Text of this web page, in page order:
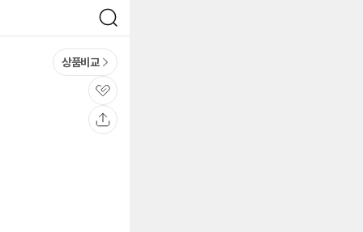
검
색
상품비교
관
심